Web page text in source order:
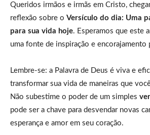
Queridos irmãos e irmãs em Cristo,
reflexão sobre o Versículo do dia: Uma
para sua vida hoje. Esperamos que este
uma fonte de inspiração e encorajamento
Lembre-se: a Palavra de Deus é viva e
transformar sua vida de maneiras que
Não subestime o poder de um simples
pode ser a chave para desvendar novas
esperança e amor em seu coração.